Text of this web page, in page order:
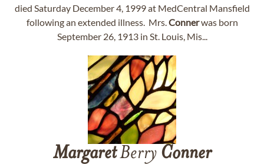
died Saturday December 4, 1999 at MedCentral Mansfield
following an extended illness. Mrs.Connerwas born
September 26, 1913 in St. Louis, Mis...
MargaretBerry Conner